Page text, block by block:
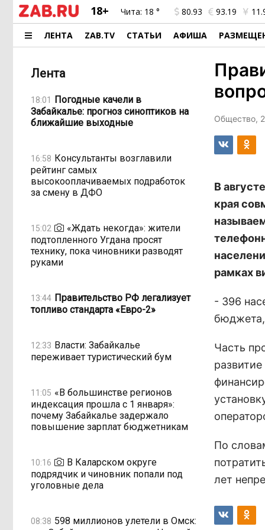
18+ Чита: 18 ° 80.93 93.19
ЛЕНТА ZAB.TV СТАТЬИ АФИША
Лента
18:01 Погодные качели в
Забайкалье: прогноз синоптиков на
ближайшие выходные
16:58 Консультанты возглавили
рейтинг самых
высокооплачиваемых подработок
за смену в ДФО
15:02
«Ждать некогда»: жители
подтопленного Угдана просят
технику, пока чиновники разводят
руками
13:44 Правительство РФ легализует
топливо стандарта «Евро-2»
12:33 Власти: Забайкалье
переживает туристический бум
11:05 «В большинстве регионов
индексация прошла с 1 января»:
почему Забайкалье задержало
повышение зарплат бюджетникам
10:16
В Каларском округе
подрядчик и чиновник попали под
уголовные дела
08:38 598 миллионов улетели в Омск:
Общество,
В
края
рамках
- 396
бюджета,
Часть
По
лет